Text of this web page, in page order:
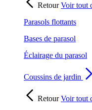
RetourVoir tout
Parasols flottants
Bases de parasol
Éclairage du parasol
Coussins de jardin
RetourVoir tout